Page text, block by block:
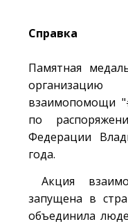
Справка
Памятная
организацию
взаимопомощи
по
Федерации
года.
Акция
запущена в
объединила